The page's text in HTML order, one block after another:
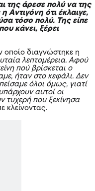
της άρεσε πολύ να της
Αντιγόνη ότι έκλαιγε,
τόσο πολύ. Της είπε
κάνει, ξέρει
οποίο διαγνώστηκε η
λεπτομέρεια. Αφού
πού βρίσκεται ο
ήταν στο κεφάλι. Δεν
όλοι όμως, γιατί
αυτοί οι
τυχερή που ξεκίνησα
κλείνοντας.